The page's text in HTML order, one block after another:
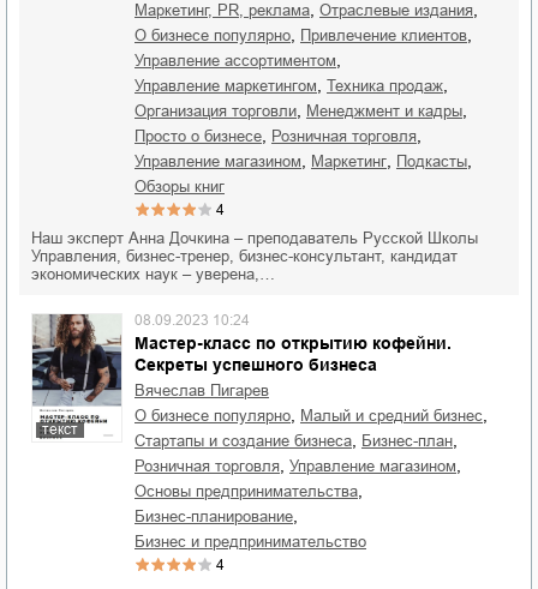
маркетинг, PR, реклама
отраслевые издания
о бизнесе популярно привлечение клиентов
управление ассортиментом
управление маркетингом техника продаж
организация торговли менеджмент и кадры
просто о бизнесе розничная торговля
управление магазином маркетинг подкасты
обзоры книг
4
Наш эксперт Анна Дочкина – преподаватель Русской Школы
Управления, бизнес-тренер, бизнес-консультант, кандидат
экономических наук – уверена,…
текст
Мастер-класс по открытию кофейни.
Секреты успешного бизнеса
08.09.2023 10:24
Вячеслав Пигарев
о бизнесе популярно
малый и средний бизнес
стартапы и создание бизнеса бизнес-план
розничная торговля управление магазином
основы предпринимательства
бизнес-планирование
бизнес и предпринимательство
4